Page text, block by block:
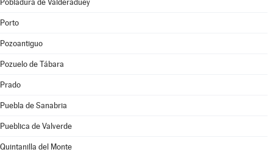
Pobladura de Valderaduey
Porto
Pozoantiguo
Pozuelo de Tábara
Prado
Puebla de Sanabria
Pueblica de Valverde
Quintanilla del Monte